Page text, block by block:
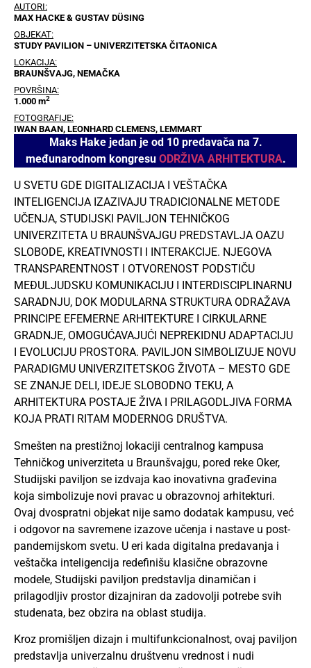
AUTORI:
MAX HACKE & GUSTAV DÜSING
OBJEKAT:
STUDY PAVILION – UNIVERZITETSKA ČITAONICA
LOKACIJA:
BRAUNŠVAJG, NEMAČKA
POVRŠINA:
1.000 m2
FOTOGRAFIJE:
IWAN BAAN, LEONHARD CLEMENS, LEMMART
Maks Hake jedan je od 10 predavača na 7.
međunarodnom kongresu ODRŽIVA ARHITEKTURA.
U SVETU GDE DIGITALIZACIJA I VEŠTAČKA
INTELIGENCIJA IZAZIVAJU TRADICIONALNE METODE
UČENJA, STUDIJSKI PAVILJON TEHNIČKOG
UNIVERZITETA U BRAUNŠVAJGU PREDSTAVLJA OAZU
SLOBODE, KREATIVNOSTI I INTERAKCIJE. NJEGOVA
TRANSPARENTNOST I OTVORENOST PODSTIČU
MEĐULJUDSKU KOMUNIKACIJU I INTERDISCIPLINARNU
SARADNJU, DOK MODULARNA STRUKTURA ODRAŽAVA
PRINCIPE EFEMERNE ARHITEKTURE I CIRKULARNE
GRADNJE, OMOGUĆAVAJUĆI NEPREKIDNU ADAPTACIJU
I EVOLUCIJU PROSTORA. PAVILJON SIMBOLIZUJE NOVU
PARADIGMU UNIVERZITETSKOG ŽIVOTA – MESTO GDE
SE ZNANJE DELI, IDEJE SLOBODNO TEKU, A
ARHITEKTURA POSTAJE ŽIVA I PRILAGODLJIVA FORMA
KOJA PRATI RITAM MODERNOG DRUŠTVA.
Smešten na prestižnoj lokaciji centralnog kampusa
Tehničkog univerziteta u Braunšvajgu, pored reke Oker,
Studijski paviljon se izdvaja kao inovativna građevina
koja simbolizuje novi pravac u obrazovnoj arhitekturi.
Ovaj dvospratni objekat nije samo dodatak kampusu, već
i odgovor na savremene izazove učenja i nastave u post-
pandemijskom svetu. U eri kada digitalna predavanja i
veštačka inteligencija redefinišu klasične obrazovne
modele, Studijski paviljon predstavlja dinamičan i
prilagodljiv prostor dizajniran da zadovolji potrebe svih
studenata, bez obzira na oblast studija.
Kroz promišljen dizajn i multifunkcionalnost, ovaj paviljon
predstavlja univerzalnu društvenu vrednost i nudi